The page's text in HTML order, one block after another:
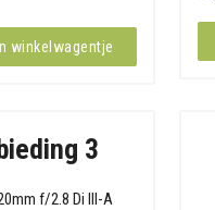
winkelwagentje
3
f/2.8 Di III-A